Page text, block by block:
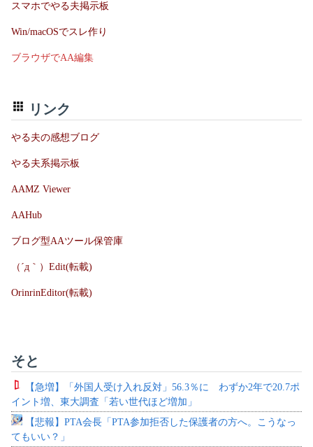
スマホでやる夫掲示板
Win/macOSでスレ作り
ブラウザでAA編集
リンク
やる夫の感想ブログ
やる夫系掲示板
AAMZ Viewer
AAHub
ブログ型AAツール保管庫
（´д｀）Edit(転載)
OrinrinEditor(転載)
そと
【急増】「外国人受け入れ反対」56.3％に わずか2年で20.7ポ
イント増、東大調査「若い世代ほど増加」
【悲報】PTA会長「PTA参加拒否した保護者の方へ。こうなっ
てもいい？」